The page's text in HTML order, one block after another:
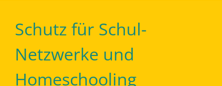
Schutz für Schul-
Netzwerke und
Homeschooling